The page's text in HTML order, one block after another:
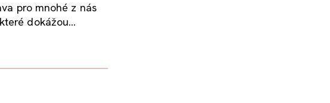
pro mnohé z nás
dokážou...